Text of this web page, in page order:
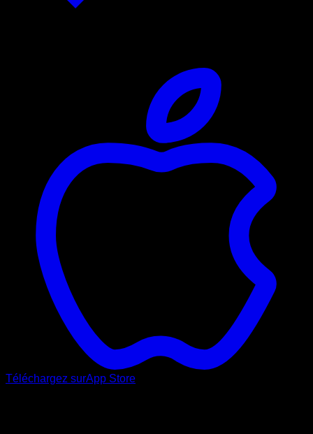
Téléchargez surApp Store